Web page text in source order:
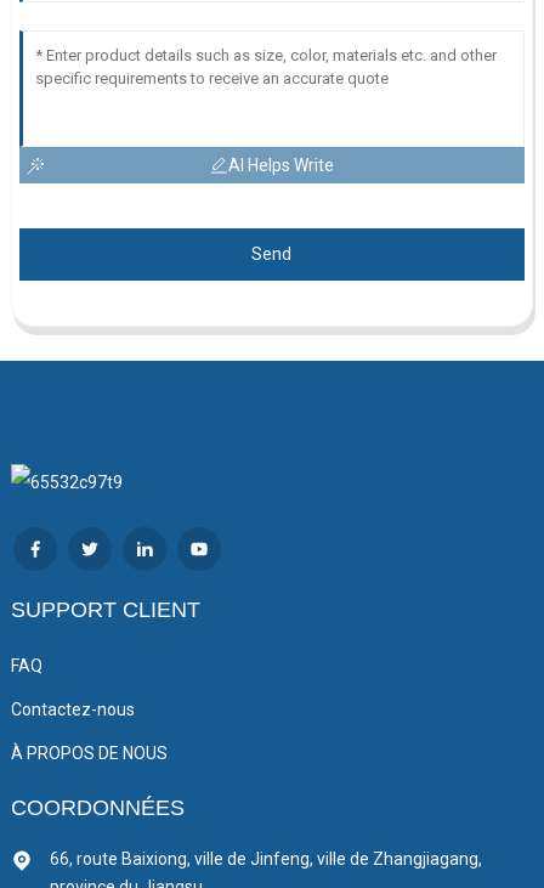
AI Helps Write
Send
SUPPORT CLIENT
FAQ
Contactez-nous
À PROPOS DE NOUS
COORDONNÉES
66, route Baixiong, ville de Jinfeng, ville de Zhangjiagang,